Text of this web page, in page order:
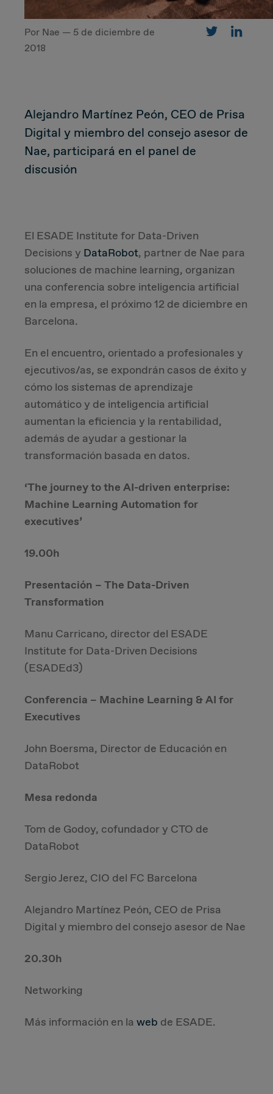
CUSTOMER
Marketing Strategy
Sales Strategy
DEAL & STRATEGY
Due Diligence
Post Merger Integration
Business Strategy
Market Strategy & Screening Analysis
Por Nae — 5 de diciembre de
2018
Alejandro Martínez Peón, CEO de Prisa
Digital y miembro del consejo asesor de
Nae, participará en el panel de
discusión
El ESADE Institute for Data-Driven
Decisions y DataRobot, partner de Nae para
soluciones de machine learning, organizan
una conferencia sobre inteligencia artificial
en la empresa, el próximo 12 de diciembre en
Barcelona.
En el encuentro, orientado a profesionales y
ejecutivos/as, se expondrán casos de éxito y
cómo los sistemas de aprendizaje
automático y de inteligencia artificial
aumentan la eficiencia y la rentabilidad,
además de ayudar a gestionar la
transformación basada en datos.
‘The journey to the AI-driven enterprise:
Machine Learning Automation for
executives’
19.00h
Presentación – The Data-Driven
Transformation
Manu Carricano, director del ESADE
Institute for Data-Driven Decisions
(ESADEd3)
Conferencia – Machine Learning & AI for
Executives
John Boersma, Director de Educación en
DataRobot
Mesa redonda
Tom de Godoy, cofundador y CTO de
DataRobot
Sergio Jerez, CIO del FC Barcelona
Alejandro Martínez Peón, CEO de Prisa
Digital y miembro del consejo asesor de Nae
20.30h
Networking
Más información en la web de ESADE.